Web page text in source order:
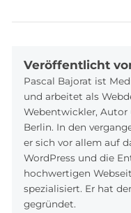
FacebookTwitterGoogle+
Veröffentlicht
Pascal Bajorat ist
und arbeitet als
Webentwickler, Autor
Berlin. In den
er sich vor allem auf
WordPress und die
hochwertigen
spezialisiert. Er hat
gegründet.